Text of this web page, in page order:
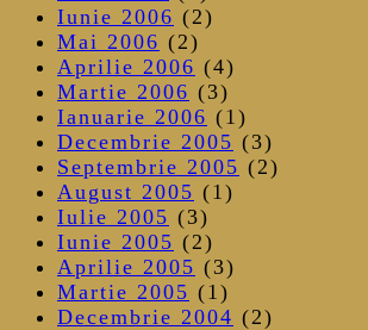
Iunie 2006 (2)
Mai 2006 (2)
Aprilie 2006 (4)
Martie 2006 (3)
Ianuarie 2006 (1)
Decembrie 2005 (3)
Septembrie 2005 (2)
August 2005 (1)
Iulie 2005 (3)
Iunie 2005 (2)
Aprilie 2005 (3)
Martie 2005 (1)
Decembrie 2004 (2)